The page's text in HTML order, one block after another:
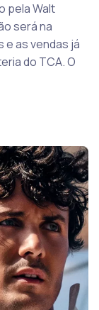
pela Walt
será na
e as vendas já
do TCA. O